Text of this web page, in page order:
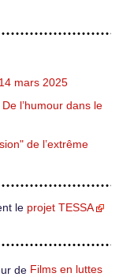
mars 2025
l’humour dans le
de l’extrême
le projet TESSA
de Films en luttes